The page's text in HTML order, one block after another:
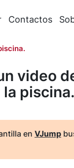
Contactos
video
la piscina.
en VJump